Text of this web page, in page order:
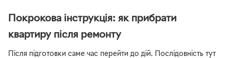
Покрокова інструкція: як прибрати
квартиру після ремонту
Після підготовки саме час перейти до дій. Послідовність тут